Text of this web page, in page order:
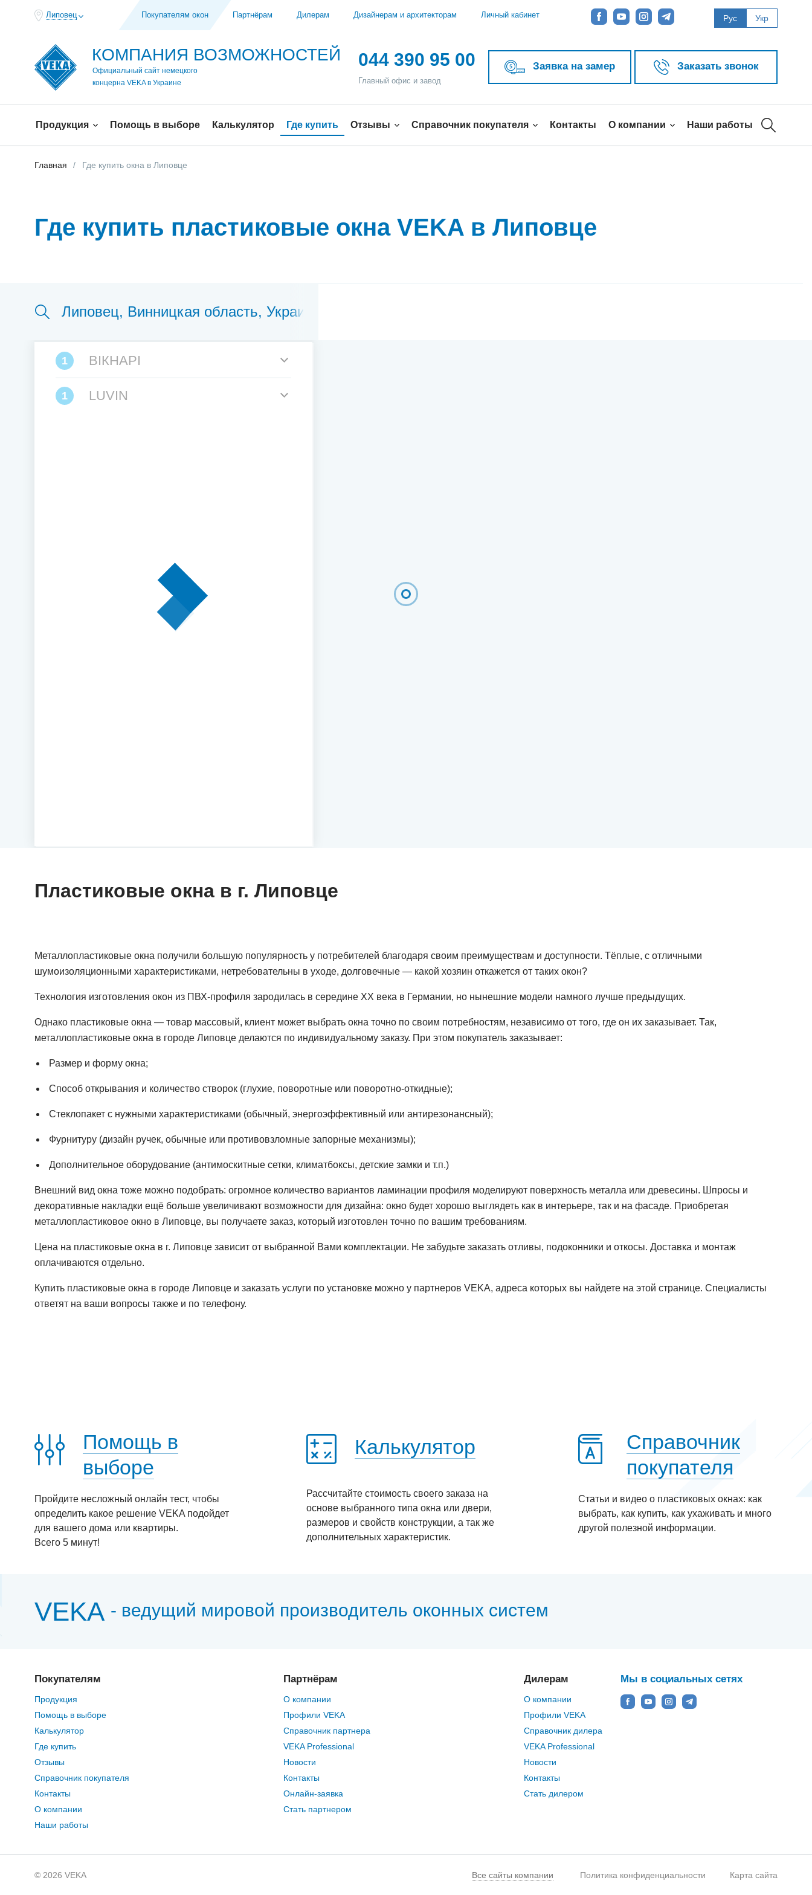
Липовец Покупателям окон Партнёрам Дилерам Дизайнерам и архитекторам Личный кабинет Рус Укр
КОМПАНИЯ ВОЗМОЖНОСТЕЙ
Официальный сайт немецкого
концерна VEKA в Украине
044 390 95 00
Главный офис и завод
Заявка на замер Заказать звонок
Продукция Помощь в выборе Калькулятор Где купить Отзывы Справочник покупателя Контакты О компании Наши работы
Главная Где купить окна в Липовце
Где купить пластиковые окна VEKA в Липовце
1 ВІКНАРІ
1 LUVIN
Пластиковые окна в г. Липовце
Металлопластиковые окна получили большую популярность у потребителей благодаря своим преимуществам и доступности. Тёплые, с отличными
шумоизоляционными характеристиками, нетребовательны в уходе, долговечные — какой хозяин откажется от таких окон?
Технология изготовления окон из ПВХ-профиля зародилась в середине ХХ века в Германии, но нынешние модели намного лучше предыдущих.
Однако пластиковые окна — товар массовый, клиент может выбрать окна точно по своим потребностям, независимо от того, где он их заказывает. Так,
металлопластиковые окна в городе Липовце делаются по индивидуальному заказу. При этом покупатель заказывает:
Размер и форму окна;
Способ открывания и количество створок (глухие, поворотные или поворотно-откидные);
Стеклопакет с нужными характеристиками (обычный, энергоэффективный или антирезонансный);
Фурнитуру (дизайн ручек, обычные или противовзломные запорные механизмы);
Дополнительное оборудование (антимоскитные сетки, климатбоксы, детские замки и т.п.)
Внешний вид окна тоже можно подобрать: огромное количество вариантов ламинации профиля моделируют поверхность металла или древесины. Шпросы и
декоративные накладки ещё больше увеличивают возможности для дизайна: окно будет хорошо выглядеть как в интерьере, так и на фасаде. Приобретая
металлопластиковое окно в Липовце, вы получаете заказ, который изготовлен точно по вашим требованиям.
Цена на пластиковые окна в г. Липовце зависит от выбранной Вами комплектации. Не забудьте заказать отливы, подоконники и откосы. Доставка и монтаж
оплачиваются отдельно.
Купить пластиковые окна в городе Липовце и заказать услуги по установке можно у партнеров VEKA, адреса которых вы найдете на этой странице. Специалисты
ответят на ваши вопросы также и по телефону.
Помощь в
выборе
Пройдите несложный онлайн тест, чтобы
определить какое решение VEKA подойдет
для вашего дома или квартиры.
Всего 5 минут!
Калькулятор
Рассчитайте стоимость своего заказа на
основе выбранного типа окна или двери,
размеров и свойств конструкции, а так же
дополнительных характеристик.
Справочник
покупателя
Статьи и видео о пластиковых окнах: как
выбрать, как купить, как ухаживать и много
другой полезной информации.
VEKA - ведущий мировой производитель оконных систем
Покупателям
Продукция
Помощь в выборе
Калькулятор
Где купить
Отзывы
Справочник покупателя
Контакты
О компании
Наши работы
Партнёрам
О компании
Профили VEKA
Справочник партнера
VEKA Professional
Новости
Контакты
Онлайн-заявка
Стать партнером
Дилерам
О компании
Профили VEKA
Справочник дилера
VEKA Professional
Новости
Контакты
Стать дилером
Мы в социальных сетях
© 2026 VEKA Все сайты компании Политика конфиденциальности Карта сайта